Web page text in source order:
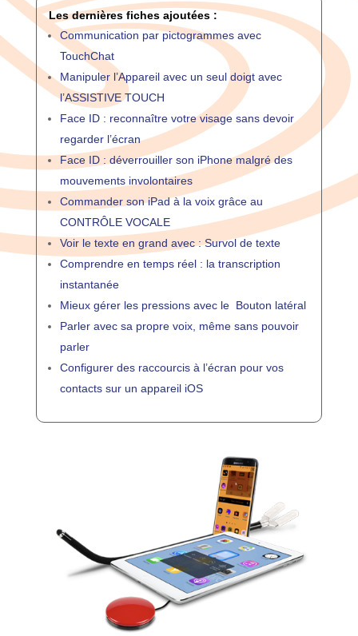
Les dernières fiches ajoutées :
Communication par pictogrammes avec
TouchChat
Manipuler l’Appareil avec un seul doigt avec
l’ASSISTIVE TOUCH
Face ID : reconnaître votre visage sans devoir
regarder l’écran
Face ID : déverrouiller son iPhone malgré des
mouvements involontaires
Commander son iPad à la voix grâce au
CONTRÔLE VOCALE
Voir le texte en grand avec : Survol de texte
Comprendre en temps réel : la transcription
instantanée
Mieux gérer les pressions avec le Bouton latéral
Parler avec sa propre voix, même sans pouvoir
parler
Configurer des raccourcis à l’écran pour vos
contacts sur un appareil iOS